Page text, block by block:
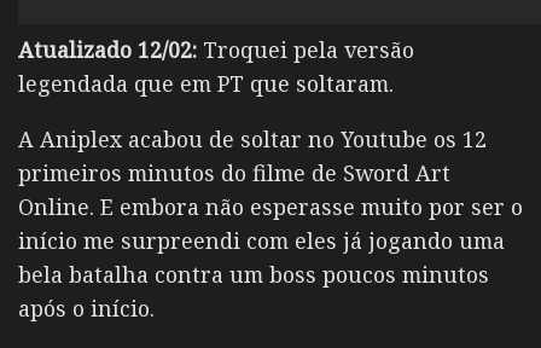
Atualizado 12/02: Troquei pela versão
legendada que em PT que soltaram.
A Aniplex acabou de soltar no Youtube os 12
primeiros minutos do filme de Sword Art
Online. E embora não esperasse muito por ser o
início me surpreendi com eles já jogando uma
bela batalha contra um boss poucos minutos
após o início.